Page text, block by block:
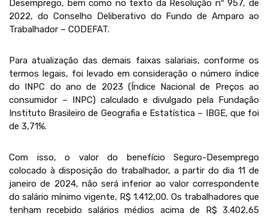
Desemprego, bem como no texto da Resolução nº 957, de
2022, do Conselho Deliberativo do Fundo de Amparo ao
Trabalhador – CODEFAT.
Para atualização das demais faixas salariais, conforme os
termos legais, foi levado em consideração o número índice
do INPC do ano de 2023 (Índice Nacional de Preços ao
consumidor – INPC) calculado e divulgado pela Fundação
Instituto Brasileiro de Geografia e Estatística – IBGE, que foi
de 3,71%.
Com isso, o valor do benefício Seguro-Desemprego
colocado à disposição do trabalhador, a partir do dia 11 de
janeiro de 2024, não será inferior ao valor correspondente
do salário mínimo vigente, R$ 1.412,00. Os trabalhadores que
tenham recebido salários médios acima de R$ 3.402,65